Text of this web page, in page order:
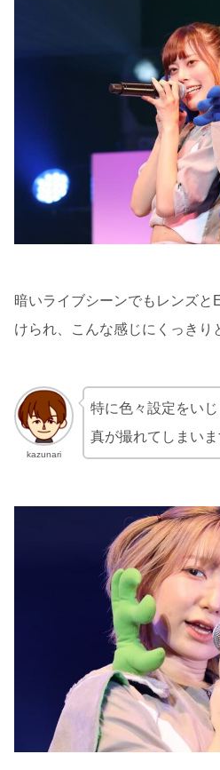
暗いライブシーンでもレンズと
けられ、こんな感じにくっきり
kazunari
特に色々設定をい
真が撮れてしまいま